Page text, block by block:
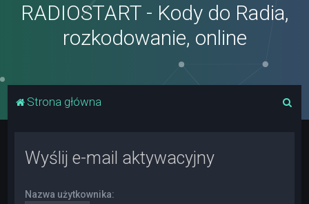
RADIOSTART - Kody do Radia,
rozkodowanie, online
Strona główna
Wyślij e-mail aktywacyjny
Nazwa użytkownika: